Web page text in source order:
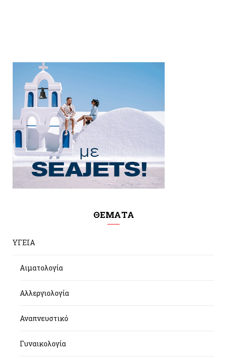
ΘΕΜΑΤΑ
ΥΓΕΙΑ
Αιματολογία
Αλλεργιολογία
Αναπνευστικό
Γυναικολογία